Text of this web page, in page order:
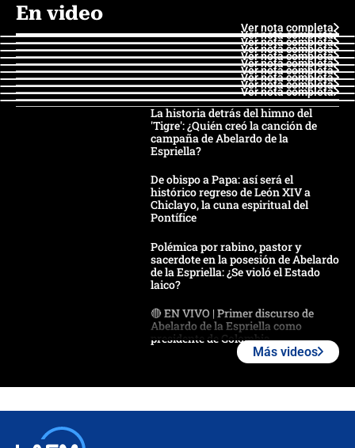
En video
Ver nota completa
Ver nota completa
Ver nota completa
Ver nota completa
Ver nota completa
Ver nota completa
Ver nota completa
Ver nota completa
Ver nota completa
Ver nota completa
La historia detrás del himno del
'Tigre': ¿Quién creó la canción de
campaña de Abelardo de la
Espriella?
De obispo a Papa: así será el
histórico regreso de León XIV a
Chiclayo, la cuna espiritual del
Pontífice
Polémica por rabino, pastor y
sacerdote en la posesión de Abelardo
de la Espriella: ¿Se violó el Estado
laico?
🔴 EN VIVO | Primer discurso de
Abelardo de la Espriella como
presidente de Colombia
Más videos